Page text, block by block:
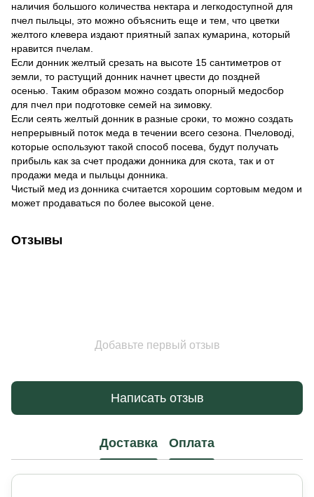
наличия большого количества нектара и легкодоступной для
пчел пыльцы, это можно объяснить еще и тем, что цветки
желтого клевера издают приятный запах кумарина, который
нравится пчелам.
Если донник желтый срезать на высоте 15 сантиметров от
земли, то растущий донник начнет цвести до поздней
осенью. Таким образом можно создать опорный медосбор
для пчел при подготовке семей на зимовку.
Если сеять желтый донник в разные сроки, то можно создать
непрерывный поток меда в течении всего сезона. Пчеловоді,
которые оспользуют такой способ посева, будут получать
прибыль как за счет продажи донника для скота, так и от
продажи меда и пыльцы донника.
Чистый мед из донника считается хорошим сортовым медом и
может продаваться по более высокой цене.
Отзывы
Добавьте первый отзыв
Написать отзыв
Доставка Оплата